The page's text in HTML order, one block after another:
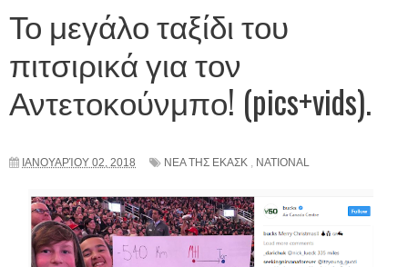
Το μεγάλο ταξίδι του
πιτσιρικά για τον
Αντετοκούνμπο! (pics+vids).
ΙΑΝΟΥΑΡΊΟΥ 02, 2018 ΝΕΑ ΤΗΣ ΕΚΑΣΚ , NATIONAL